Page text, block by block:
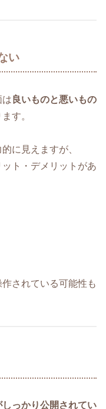
い
は 良いものと悪いもの
す。
に見えますが、
ト・デメリットがあ
されている可能性も
っかり公開されてい